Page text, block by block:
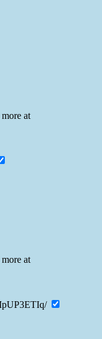
at
at